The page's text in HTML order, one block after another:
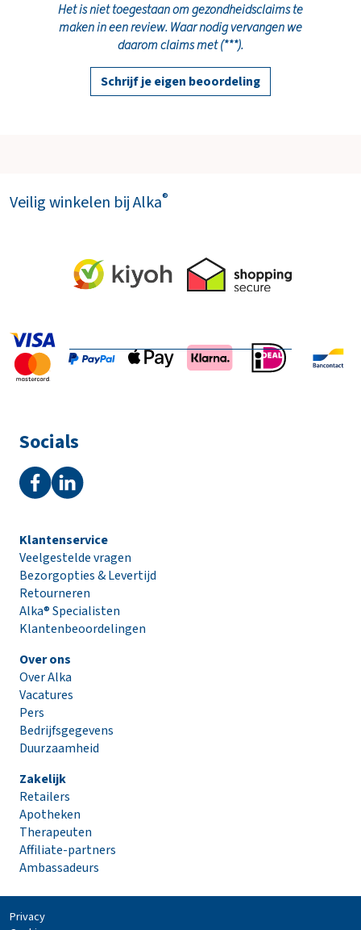
Het is niet toegestaan om gezondheidsclaims te
maken in een review. Waar nodig vervangen we
daarom claims met (***).
Schrijf je eigen beoordeling
Veilig winkelen bij Alka®
Socials
Klantenservice
Veelgestelde vragen
Bezorgopties & Levertijd
Retourneren
Alka® Specialisten
Klantenbeoordelingen
Over ons
Over Alka
Vacatures
Pers
Bedrijfsgegevens
Duurzaamheid
Zakelijk
Retailers
Apotheken
Therapeuten
Affiliate-partners
Ambassadeurs
Privacy